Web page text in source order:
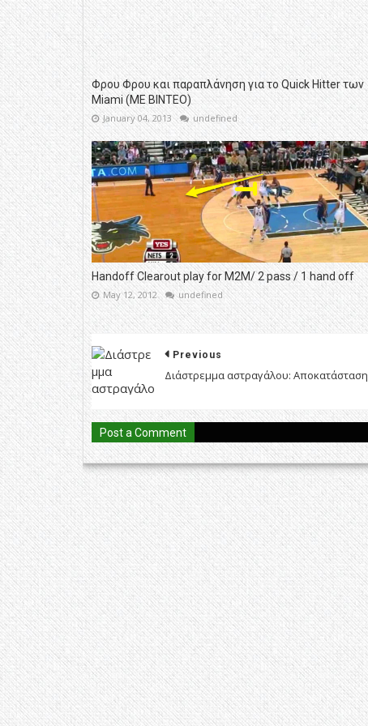
Φρου Φρου και παραπλάνηση για το Quick Hitter των
Miami (ΜΕ ΒΙΝΤΕΟ)
January 04, 2013 undefined
Handoff Clearout play for M2M/ 2 pass / 1 hand off
May 12, 2012 undefined
Previous
Διάστρεμμα αστραγάλου: Αποκατάσταση
Post a Comment